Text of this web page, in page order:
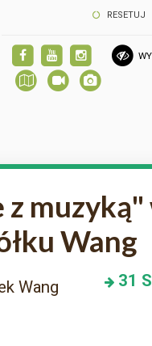
RESETUJ
z muzyką"
Wang
Wang 31